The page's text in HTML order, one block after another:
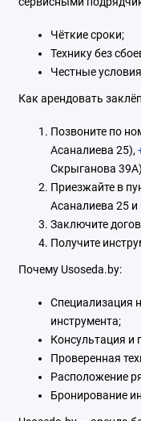
Чёткие сроки;
Технику без
Честные
Как арендовать
Позвоните по
Асаналиева 25),
Скрыганова
Приезжайте в
Асаналиева 25
Заключите
Получите
Почему Usoseda.by:
Специализация
инструмента;
Консультация и
Проверенная
Расположение
Бронирование